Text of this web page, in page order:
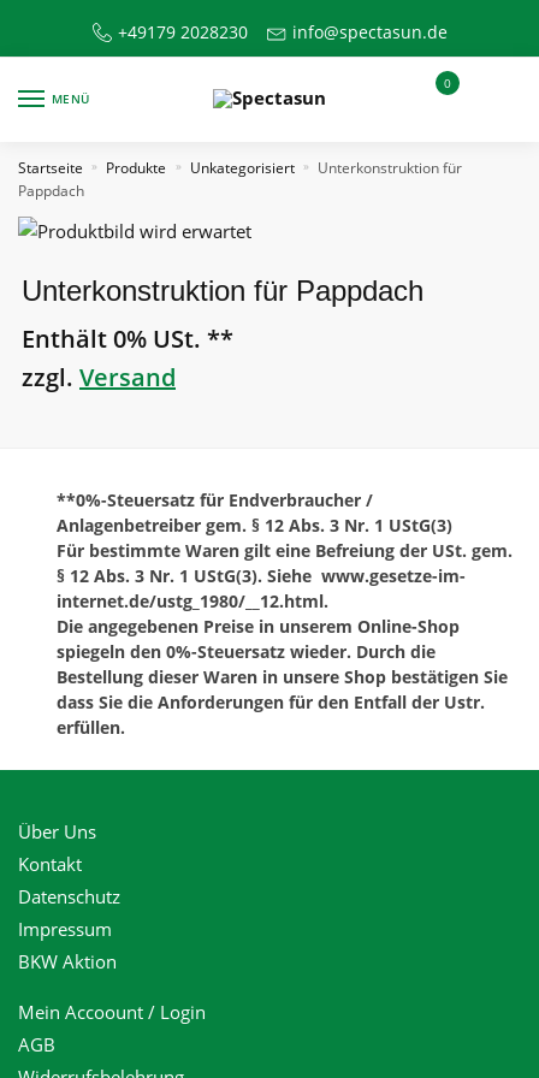
+49179 2028230 info@spectasun.de
MENÜ
0
Startseite » Produkte » Unkategorisiert »
Unterkonstruktion für
Pappdach
Unterkonstruktion für Pappdach
Enthält 0% USt. **
zzgl. Versand
**0%-Steuersatz für Endverbraucher /
Anlagenbetreiber gem. § 12 Abs. 3 Nr. 1 UStG(3)
Für bestimmte Waren gilt eine Befreiung der USt. gem.
§ 12 Abs. 3 Nr. 1 UStG(3). Siehe www.gesetze-im-
internet.de/ustg_1980/__12.html.
Die angegebenen Preise in unserem Online-Shop
spiegeln den 0%-Steuersatz wieder. Durch die
Bestellung dieser Waren in unsere Shop bestätigen Sie
dass Sie die Anforderungen für den Entfall der Ustr.
erfüllen.
Über Uns
Kontakt
Datenschutz
Impressum
BKW Aktion
Mein Accoount / Login
AGB